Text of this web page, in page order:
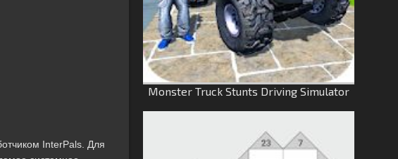
InterPals. Для
Monster Truck Stunts Driving Simulator